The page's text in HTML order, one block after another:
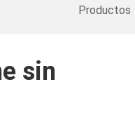
Productos
Copia de seguridad del
sin